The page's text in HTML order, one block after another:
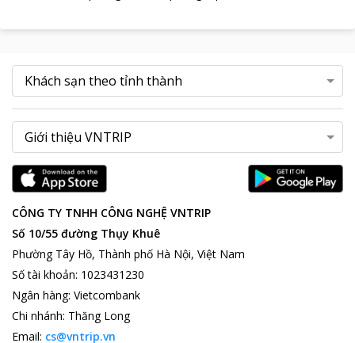
CÔNG TY TNHH CÔNG NGHỆ VNTRIP
Số 10/55 đường Thụy Khuê
Phường Tây Hồ, Thành phố Hà Nội, Việt Nam
Số tài khoản: 1023431230
Ngân hàng: Vietcombank
Chi nhánh: Thăng Long
Email: cs@vntrip.vn